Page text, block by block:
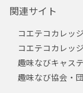
関連サイト
コエテコカレッジ
コエテコカレッ
趣味なびキャス
趣味なび協会・